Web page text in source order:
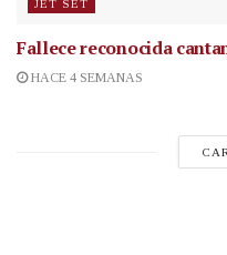
JET SET
Fallece reconocida
HACE 4 SEMANAS